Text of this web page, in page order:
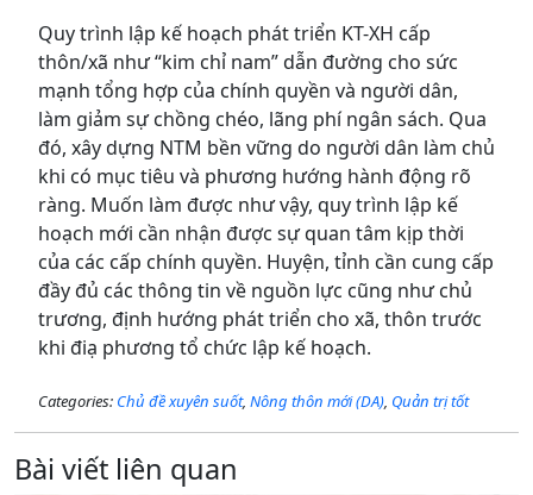
Quy trình lập kế hoạch phát triển KT-XH cấp
thôn/xã như “kim chỉ nam” dẫn đường cho sức
mạnh tổng hợp của chính quyền và người dân,
làm giảm sự chồng chéo, lãng phí ngân sách. Qua
đó, xây dựng NTM bền vững do người dân làm chủ
khi có mục tiêu và phương hướng hành động rõ
ràng. Muốn làm được như vậy, quy trình lập kế
hoạch mới cần nhận được sự quan tâm kịp thời
của các cấp chính quyền. Huyện, tỉnh cần cung cấp
đầy đủ các thông tin về nguồn lực cũng như chủ
trương, định hướng phát triển cho xã, thôn trước
khi điạ phương tổ chức lập kế hoạch.
Categories: Chủ đề xuyên suốt, Nông thôn mới (DA), Quản trị tốt
Bài viết liên quan